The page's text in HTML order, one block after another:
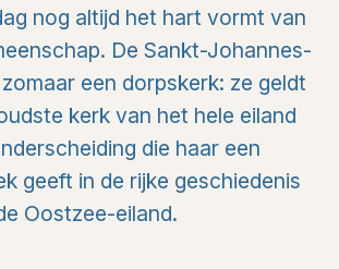
nog altijd het hart vormt van
De Sankt-Johannes-
een dorpskerk: ze geldt
kerk van het hele eiland
die haar een
geeft in de rijke geschiedenis
Oostzee-eiland.